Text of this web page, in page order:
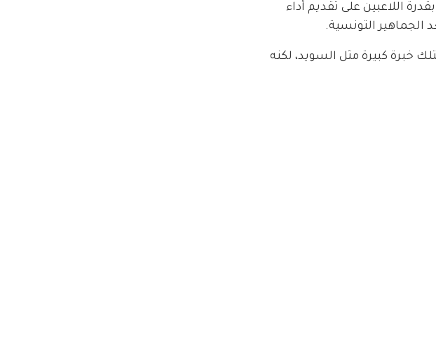
اللاعبين على تقديم أداء
التونسية.
خبرة كبيرة مثل السويد، لكنه